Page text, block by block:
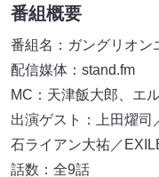
番組概要
番組名：ガングリオン
配信媒体：stand.fm
MC：天津飯大郎、エ
出演ゲスト：上田燿司
石ライアン大祐／
話数：全9話